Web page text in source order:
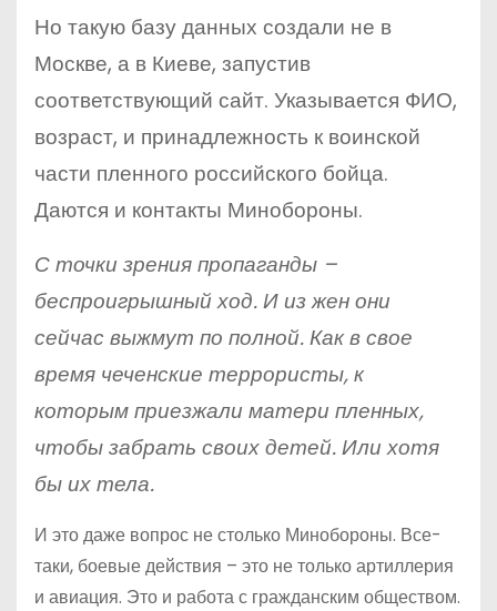
Но такую базу данных создали не в
Москве, а в Киеве, запустив
соответствующий сайт. Указывается ФИО,
возраст, и принадлежность к воинской
части пленного российского бойца.
Даются и контакты Минобороны.
С точки зрения пропаганды –
беспроигрышный ход. И из жен они
сейчас выжмут по полной. Как в свое
время чеченские террористы, к
которым приезжали матери пленных,
чтобы забрать своих детей. Или хотя
бы их тела.
И это даже вопрос не столько Минобороны. Все-
таки, боевые действия – это не только артиллерия
и авиация. Это и работа с гражданским обществом.